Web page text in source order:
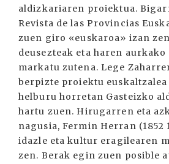
aldizkariaren proiektua.
Revista de las Provincias
zuen giro «euskaroa» izan
deusezteak eta haren
markatu zutena. Lege
berpizte proiektu
helburu horretan Gasteizko
hartu zuen. Hirugarren eta
nagusia, Fermin Herran (1852
idazle eta kultur eragilearen
zen. Berak egin zuen posible